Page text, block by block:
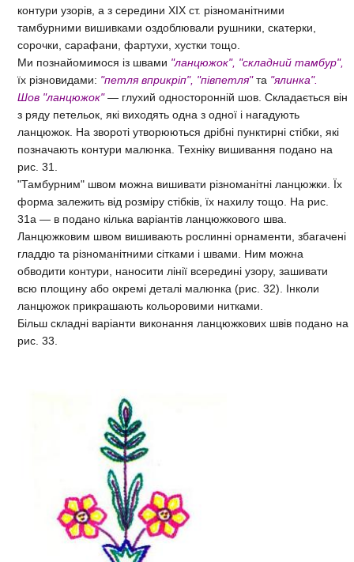
контури узорів, а з середини XIX ст. різноманітними
тамбурними вишивками оздоблювали рушники, скатерки,
сорочки, сарафани, фартухи, хустки тощо.
Ми познайомимося із швами "ланцюжок", "складний тамбур",
їх різновидами: "петля вприкріп", "півпетля"та "ялинка".
Шов "ланцюжок" — глухий односторонній шов. Складається він
з ряду петельок, які виходять одна з одної і нагадують
ланцюжок. На звороті утворюються дрібні пунктирні стібки, які
позначають контури малюнка. Техніку вишивання подано на
рис. 31.
"Тамбурним" швом можна вишивати різноманітні ланцюжки. Їх
форма залежить від розміру стібків, їх нахилу тощо. На рис.
31а — в подано кілька варіантів ланцюжкового шва.
Ланцюжковим швом вишивають рослинні орнаменти, збагачені
гладдю та різноманітними сітками і швами. Ним можна
обводити контури, наносити лінії всередині узору, зашивати
всю площину або окремі деталі малюнка (рис. 32). Інколи
ланцюжок прикрашають кольоровими нитками.
Більш складні варіанти виконання ланцюжкових швів подано на
рис. 33.